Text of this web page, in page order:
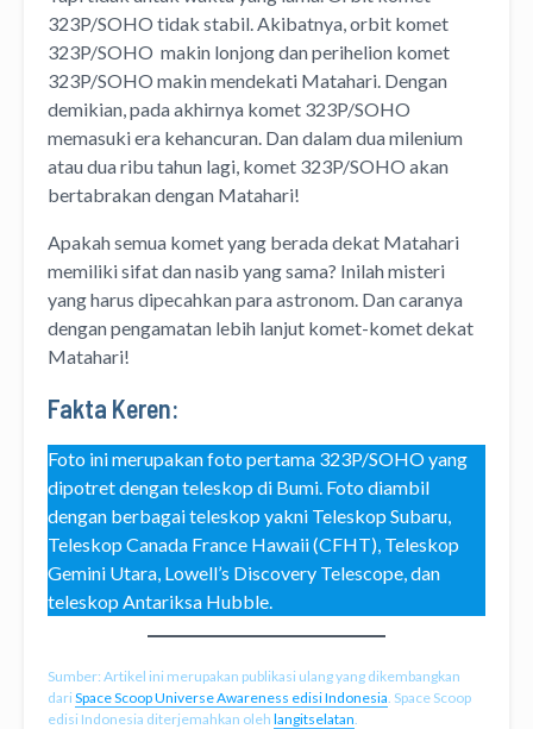
323P/SOHO tidak stabil. Akibatnya, orbit komet
323P/SOHO makin lonjong dan perihelion komet
323P/SOHO makin mendekati Matahari. Dengan
demikian, pada akhirnya komet 323P/SOHO
memasuki era kehancuran. Dan dalam dua milenium
atau dua ribu tahun lagi, komet 323P/SOHO akan
bertabrakan dengan Matahari!
Apakah semua komet yang berada dekat Matahari
memiliki sifat dan nasib yang sama? Inilah misteri
yang harus dipecahkan para astronom. Dan caranya
dengan pengamatan lebih lanjut komet-komet dekat
Matahari!
Fakta Keren:
Foto ini merupakan foto pertama 323P/SOHO yang
dipotret dengan teleskop di Bumi. Foto diambil
dengan berbagai teleskop yakni Teleskop Subaru,
Teleskop Canada France Hawaii (CFHT), Teleskop
Gemini Utara, Lowell’s Discovery Telescope, dan
teleskop Antariksa Hubble.
Sumber: Artikel ini merupakan publikasi ulang yang dikembangkan
dari Space Scoop Universe Awareness edisi Indonesia . Space Scoop
edisi Indonesia diterjemahkan oleh langitselatan